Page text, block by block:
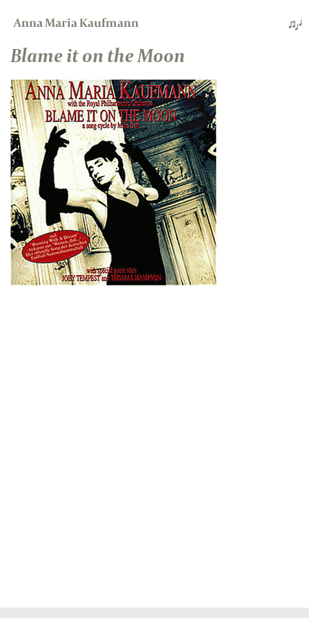
Anna Maria Kaufmann
Blame it on the Moon